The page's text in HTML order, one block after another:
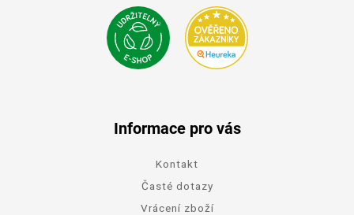
Informace pro vás
Kontakt
Časté dotazy
Vrácení zboží